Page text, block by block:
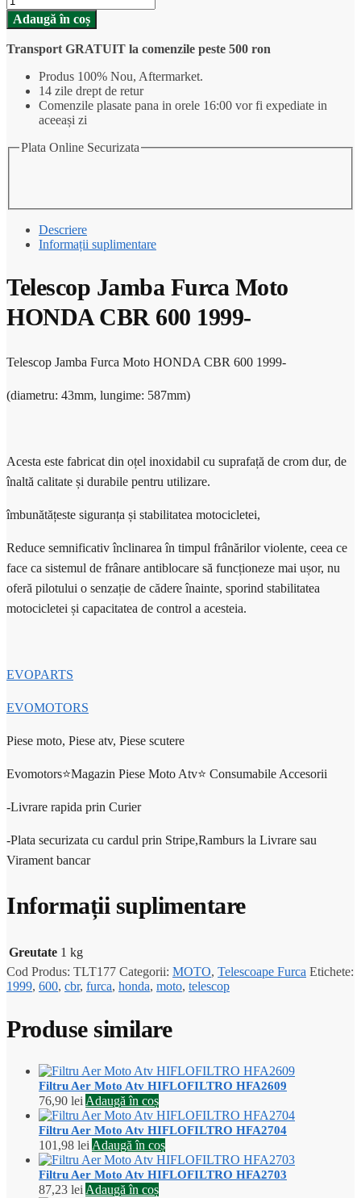
Adaugă în coș
Transport GRATUIT la comenzile peste 500 ron
Produs 100% Nou, Aftermarket.
14 zile drept de retur
Comenzile plasate pana in orele 16:00 vor fi expediate in
aceeași zi
Plata Online Securizata
Descriere
Informații suplimentare
Telescop Jamba Furca Moto
HONDA CBR 600 1999-
Telescop Jamba Furca Moto HONDA CBR 600 1999-
(diametru: 43mm, lungime: 587mm)
Acesta este fabricat din oțel inoxidabil cu suprafață de crom dur, de
înaltă calitate și durabile pentru utilizare.
îmbunătățeste siguranța și stabilitatea motocicletei,
Reduce semnificativ înclinarea în timpul frânărilor violente, ceea ce
face ca sistemul de frânare antiblocare să funcționeze mai ușor, nu
oferă pilotului o senzație de cădere înainte, sporind stabilitatea
motocicletei și capacitatea de control a acesteia.
EVOPARTS
EVOMOTORS
Piese moto, Piese atv, Piese scutere
Evomotors⭐️Magazin Piese Moto Atv⭐️ Consumabile Accesorii
-Livrare rapida prin Curier
-Plata securizata cu cardul prin Stripe,Ramburs la Livrare sau
Virament bancar
Informații suplimentare
Greutate 1 kg
Cod Produs: TLT177 Categorii: MOTO, Telescoape Furca Etichete:
1999, 600, cbr, furca, honda, moto, telescop
Produse similare
Filtru Aer Moto Atv HIFLOFILTRO HFA2609
76,90 lei Adaugă în coș
Filtru Aer Moto Atv HIFLOFILTRO HFA2704
101,98 lei Adaugă în coș
Filtru Aer Moto Atv HIFLOFILTRO HFA2703
87,23 lei Adaugă în coș